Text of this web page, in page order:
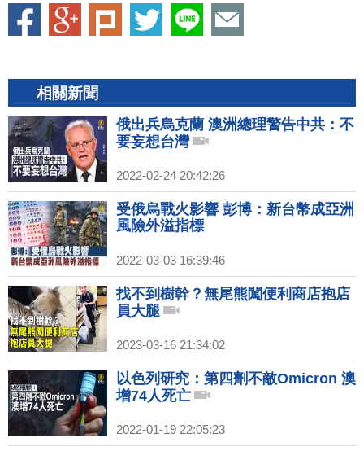
相關新聞
俄出兵烏克蘭 澳洲總理警告中共：不
要妄想台灣
2022-02-24 20:42:26
受俄烏戰火影響 彭博：新台幣成亞洲
風險外溢指標
2022-03-03 16:39:46
找不到樹幹？無尾熊闖便利商店抱店
員大腿
2023-03-16 21:34:02
以色列研究：第四劑不敵Omicron 澳
增74人死亡
2022-01-19 22:05:23